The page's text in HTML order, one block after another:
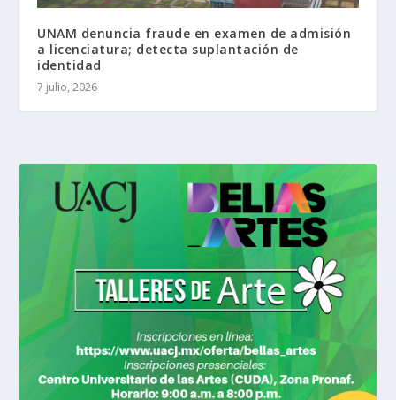
UNAM denuncia fraude en examen de admisión
a licenciatura; detecta suplantación de
identidad
7 julio, 2026